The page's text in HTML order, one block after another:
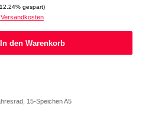
gespart)
In den Warenkorb